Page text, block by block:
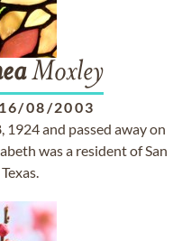
Moxley
16/08/2003
and passed away on
was a resident of San